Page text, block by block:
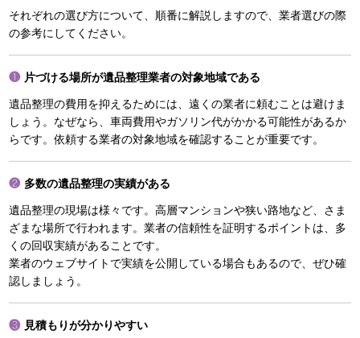
それぞれの選び方について、順番に解説しますので、業者選びの際
の参考にしてください。
片づける場所が遺品整理業者の対象地域である
遺品整理の費用を抑えるためには、遠くの業者に頼むことは避けま
しょう。なぜなら、車両費用やガソリン代がかかる可能性があるか
らです。依頼する業者の対象地域を確認することが重要です。
多数の遺品整理の実績がある
遺品整理の現場は様々です。高層マンションや狭い路地など、さま
ざまな場所で行われます。業者の信頼性を証明するポイントは、多
くの回収実績があることです。
業者のウェブサイトで実績を公開している場合もあるので、ぜひ確
認しましょう。
見積もりが分かりやすい